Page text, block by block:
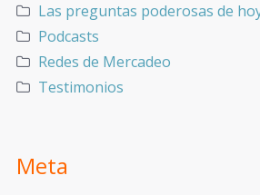
Las preguntas poderosas de
Podcasts
Redes de Mercadeo
Testimonios
Meta